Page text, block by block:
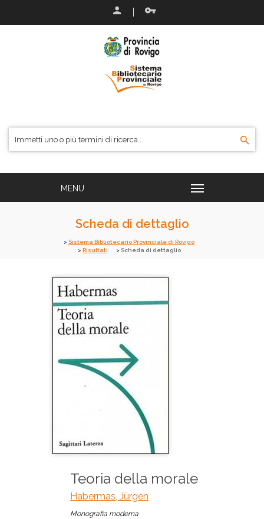
Scheda di dettaglio
Sistema Bibliotecario Provinciale di Rovigo
Risultati
Scheda di dettaglio
Teoria della morale
Habermas, Jürgen
Monografia moderna